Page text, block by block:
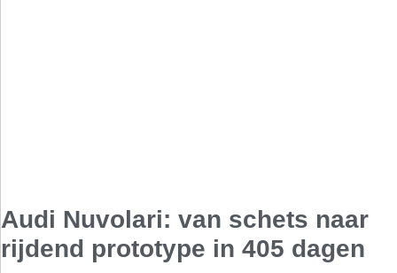
Audi Nuvolari: van schets naar
rijdend prototype in 405 dagen